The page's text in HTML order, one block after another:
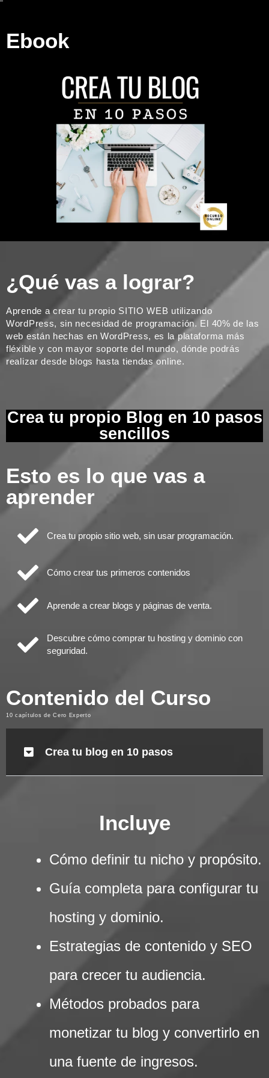
Ebook
¿Qué vas a lograr?
Aprende a crear tu propio SITIO WEB utilizando
WordPress, sin necesidad de programación. El 40% de las
web están hechas en WordPress, es la plataforma más
fléxible y con mayor soporte del mundo, dónde podrás
realizar desde blogs hasta tiendas online.
Crea tu propio Blog en 10 pasos
sencillos
Esto es lo que vas a
aprender
Crea tu propio sitio web, sin usar programación.
Cómo crear tus primeros contenidos
Aprende a crear blogs y páginas de venta.
Descubre cómo comprar tu hosting y dominio con
seguridad.
Contenido del Curso
10 capítulos de Cero Experto
Crea tu blog en 10 pasos
Incluye
Cómo definir tu nicho y propósito.
Guía completa para configurar tu
hosting y dominio.
Estrategias de contenido y SEO
para crecer tu audiencia.
Métodos probados para
monetizar tu blog y convertirlo en
una fuente de ingresos.